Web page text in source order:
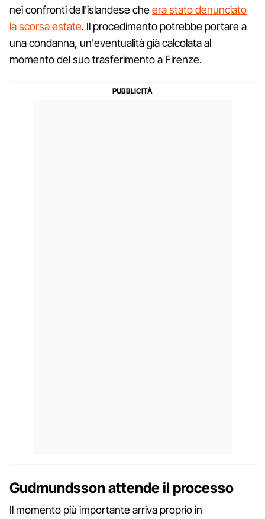
nei confronti dell'islandese cheera stato denunciato
la scorsa estate. Il procedimento potrebbe portare a
una condanna, un'eventualità già calcolata al
momento del suo trasferimento a Firenze.
Gudmundsson attende il processo
Il momento più importante arriva proprio in